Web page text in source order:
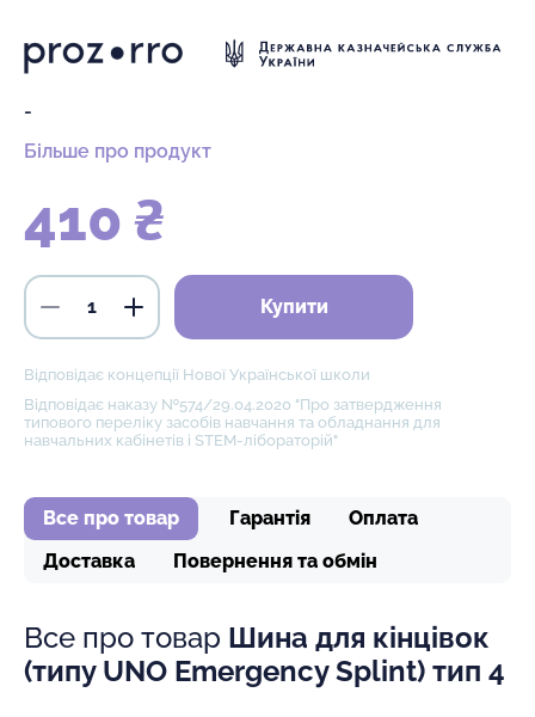
-
Більше про продукт
410 ₴
Купити
Відповідає концепції Нової Української школи
Відповідає наказу №574/29.04.2020 "Про затвердження
типового переліку засобів навчання та обладнання для
навчальних кабінетів і STEM-лібораторій"
Все про товар Гарантія
Оплата
Доставка
Повернення та обмін
Все про товар Шина для кінцівок
(типу UNO Emergency Splint) тип 4